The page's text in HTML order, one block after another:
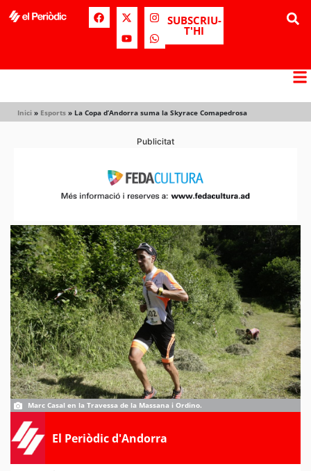
SUBSCRIU-
T'HI
Inici » Esports » La Copa d’Andorra suma la Skyrace Comapedrosa
Publicitat
Marc Casal en la Travessa de la Massana i Ordino.
El Periòdic d'Andorra